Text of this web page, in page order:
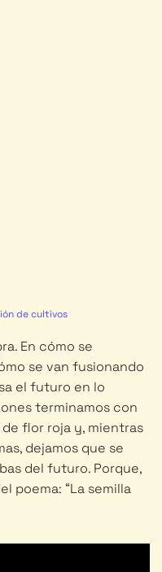
de cultivos
En cómo se
se van fusionando
el futuro en lo
terminamos con
flor roja y, mientras
dejamos que se
del futuro. Porque,
poema: “La semilla